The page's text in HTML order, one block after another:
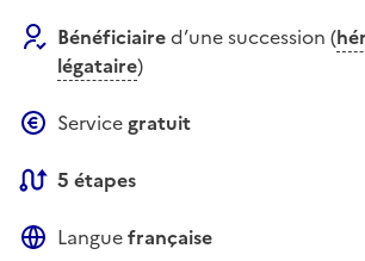
Bénéficiaired’une succession (
légataire)
Service gratuit
5 étapes
Languefrançaise